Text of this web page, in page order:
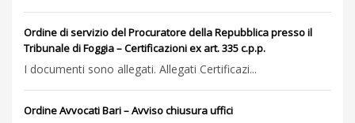
Ordine di servizio del Procuratore della Repubblica presso il
Tribunale di Foggia – Certificazioni ex art. 335 c.p.p.
I documenti sono allegati. Allegati Certificazi...
Ordine Avvocati Bari – Avviso chiusura uffici